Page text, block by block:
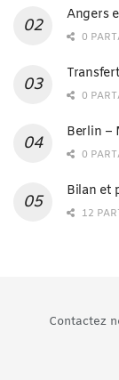
Angers
0
0
Berlin –
0
Bilan et
12
Contactez